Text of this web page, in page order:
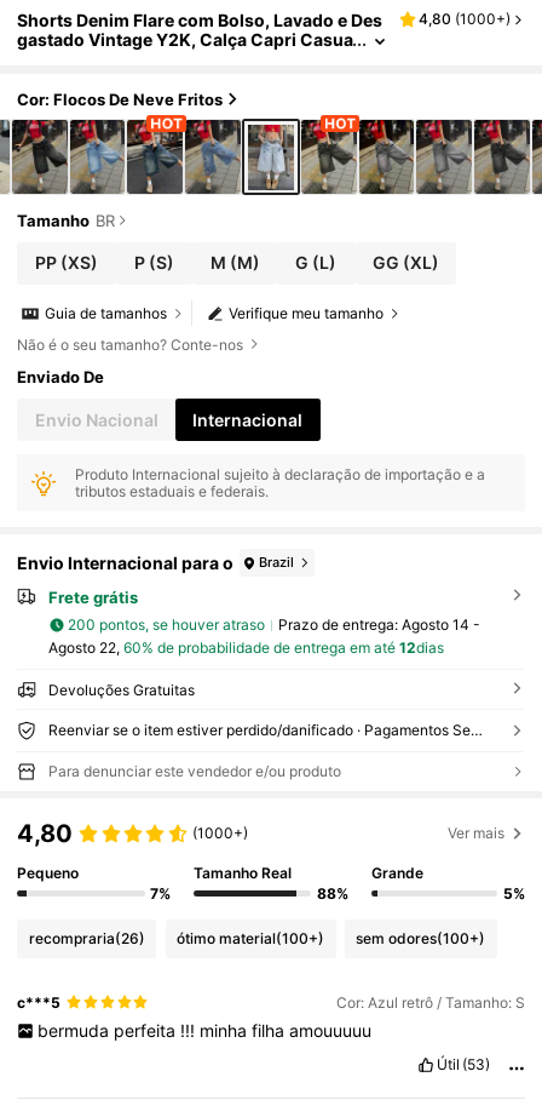
Shorts Denim Flare com Bolso, Lavado e Des
gastado Vintage Y2K, Calça Capri Casua
4,80 (1000+)
Cor: Flocos De Neve Fritos
Tamanho BR
PP(XS) P(S) M (M) G (L) GG (XL)
Verifique meu tamanho
Guia de tamanhos
Não é o seu tamanho? Conte-nos
Enviado De
Envio Nacional Internacional
Produto Internacional sujeito à declaração de importação e a
tributos estaduais e federais.
Envio Internacional para o Brazil
Frete grátis
200 pontos, se houver atraso Prazo de entrega: Agosto 14 -
Agosto 22, 60% de probabilidade de entrega em até 12dias
Devoluções Gratuitas
Reenviar se o item estiver perdido/danificado · Pagamentos Seguros · Proteção de privacidade
Para denunciar este vendedor e/ou produto
4,80 (1000+) Ver mais
Pequeno
7%
Tamanho Real
88%
Grande
5%
recompraria(26) ótimo material(100+) sem odores(100+)
c***5 Cor: Azul retrô / Tamanho: S
bermuda perfeita !!! minha filha amouuuuu
Útil (53)